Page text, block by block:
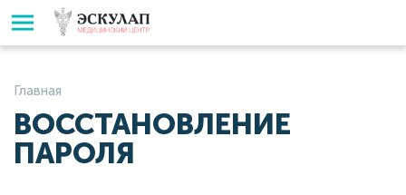
Главная
ВОССТАНОВЛЕНИЕ
ПАРОЛЯ